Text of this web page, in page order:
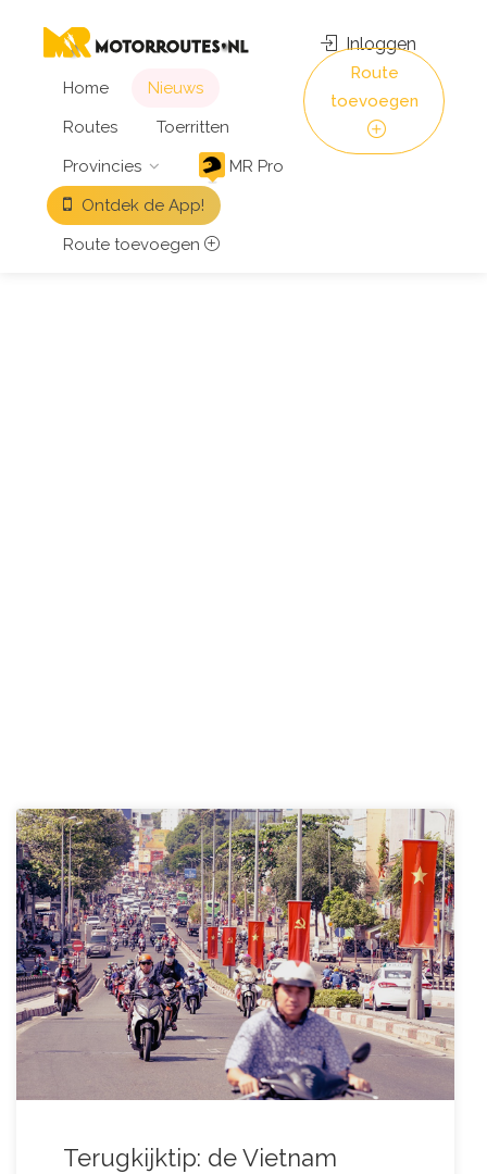
Home
Nieuws
Routes
Toerritten
Provincies
MR Pro
Ontdek de App!
Route toevoegen
Inloggen
Route
toevoegen
Terugkijktip: de Vietnam